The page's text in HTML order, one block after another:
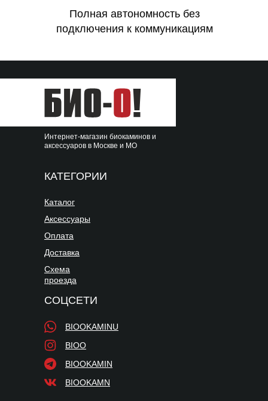
Полная автономность без
подключения к коммуникациям
КАТЕГОРИИ
Аксессуары
Каталог
Оплата
Доставка
Схема
проезда
СОЦСЕТИ
BIOO
BIOOKAMINU
Интернет-магазин биокаминов и
аксессуаров в Москве и МО
BIOOKAMIN
BIOOKAMN